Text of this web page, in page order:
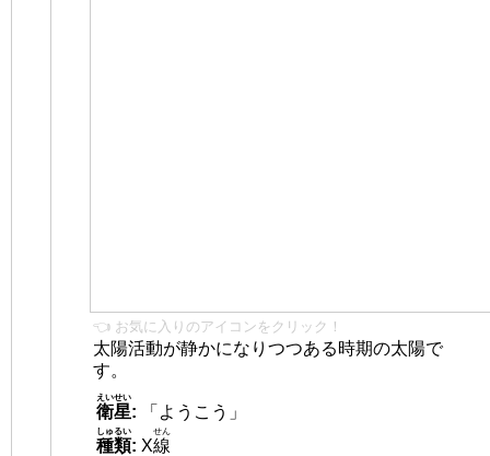
👈 お気に入りのアイコンをクリック！
太陽活動が静かになりつつある時期の太陽で
す。
衛星
えいせい
:
「ようこう」
種類
しゅるい
: X線
せん